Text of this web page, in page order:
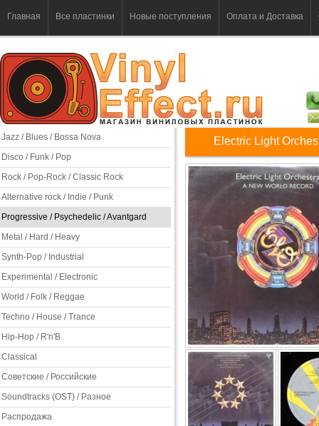
Главная Все пластинки Новые поступления Оплата и Доставка
Jazz / Blues / Bossa Nova
Disco / Funk / Pop
Rock / Pop-Rock / Classic Rock
Alternative rock / Indie / Punk
Progressive / Psychedelic / Avantgard
Metal / Hard / Heavy
Synth-Pop / Industrial
Experimental / Electronic
World / Folk / Reggae
Techno / House / Trance
Hip-Hop / R'n'B
Classical
Советские / Российские
Soundtracks (OST) / Разное
Распродажа
Electric Light